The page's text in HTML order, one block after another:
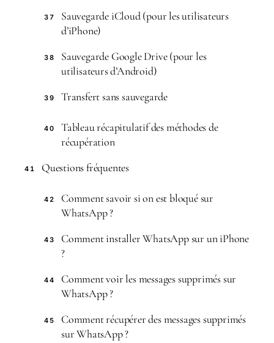
37
Sauvegarde iCloud (pour les utilisateurs
d’iPhone)
38
Sauvegarde Google Drive (pour les
utilisateurs d’Android)
39 Transfert sans sauvegarde
40
Tableau récapitulatif des méthodes de
récupération
41 Questions fréquentes
42
Comment savoir si on est bloqué sur
WhatsApp ?
43
Comment installer WhatsApp sur un iPhone
?
44
Comment voir les messages supprimés sur
WhatsApp ?
45
Comment récupérer des messages supprimés
sur WhatsApp ?